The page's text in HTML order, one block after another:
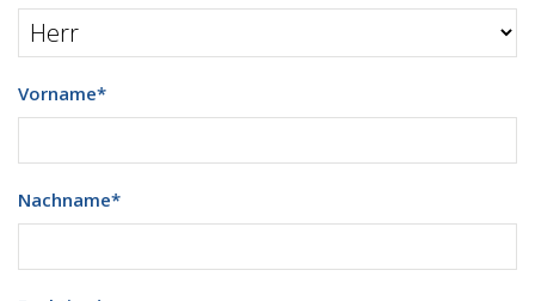
Vorname*
Nachname*